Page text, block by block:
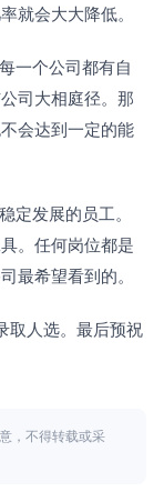
就会大大降低。
司大相庭径。那
会达到一定的能
。任何岗位都是
最希望看到的。
，不得转载或采